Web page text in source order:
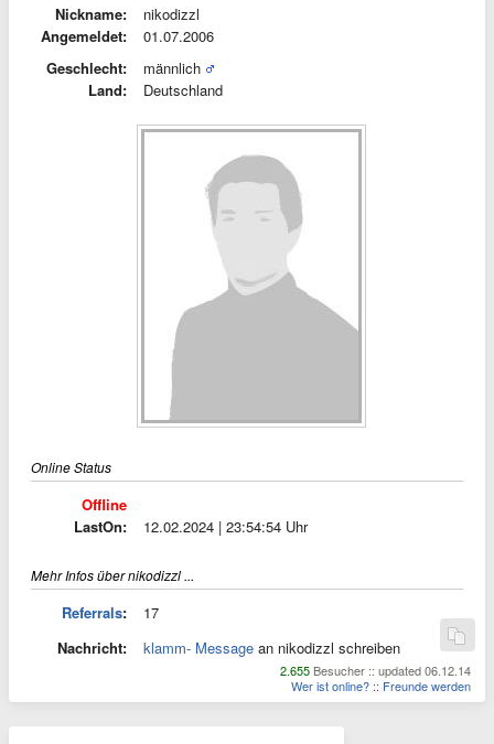
Nickname:
nikodizzl
Angemeldet:
01.07.2006
Geschlecht:
männlich
Land:
Deutschland
Online Status
Offline
LastOn:
12.02.2024 | 23:54:54 Uhr
Mehr Infos über nikodizzl ...
Referrals:
17
Nachricht:
klamm- Message an nikodizzl schreiben
2.655 Besucher :: updated 06.12.14
Wer ist online? :: Freunde werden